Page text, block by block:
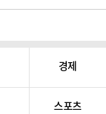
경제
스포츠